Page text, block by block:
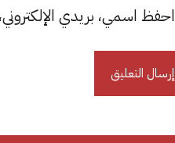
احفظ اسمي، بريدي